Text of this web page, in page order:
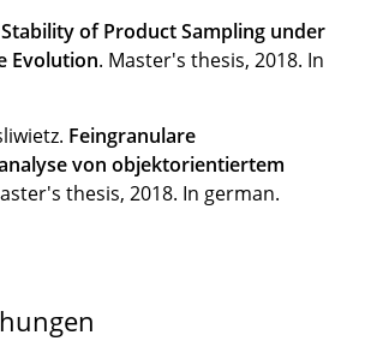
Stability of Product Sampling under
Evolution. Master's thesis, 2018. In
Feingranulare
von objektorientiertem
thesis, 2018. In german.